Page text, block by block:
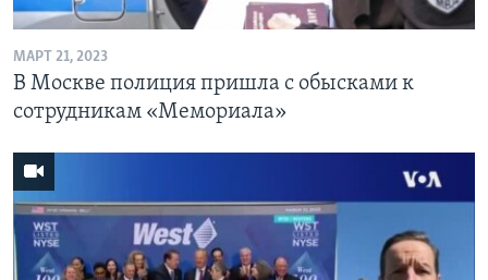
МАРТ 21, 2023
В Москве полиция пришла с обысками к
сотрудникам «Мемориала»